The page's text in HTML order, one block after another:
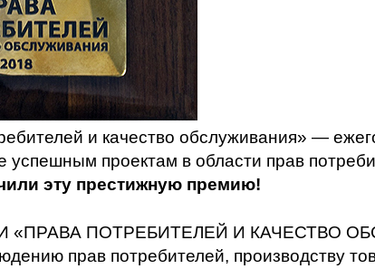
и качество обслуживания» —
успешным проектам в области прав
эту престижную премию!
ПОТРЕБИТЕЛЕЙ И КАЧЕСТВО
прав потребителей, производству